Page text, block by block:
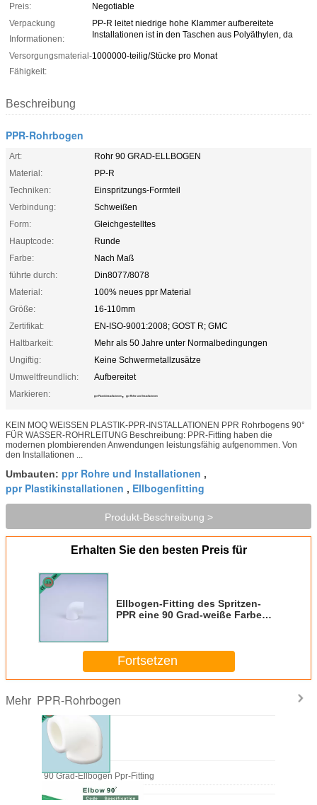
Preis:
Negotiable
Verpackung
Informationen:
PP-R leitet niedrige hohe Klammer aufbereitete
Installationen ist in den Taschen aus Polyäthylen, da
Versorgungsmaterial-
Fähigkeit:
1000000-teilig/Stücke pro Monat
Beschreibung
PPR-Rohrbogen
Art:
Rohr 90 GRAD-ELLBOGEN
Material:
PP-R
Techniken:
Einspritzungs-Formteil
Verbindung:
Schweißen
Form:
Gleichgestelltes
Hauptcode:
Runde
Farbe:
Nach Maß
führte durch:
Din8077/8078
Material:
100% neues ppr Material
Größe:
16-110mm
Zertifikat:
EN-ISO-9001:2008; GOST R; GMC
Haltbarkeit:
Mehr als 50 Jahre unter Normalbedingungen
Ungiftig:
Keine Schwermetallzusätze
Umweltfreundlich:
Aufbereitet
Markieren:
ppr Plastikinstallationen , ppr Rohre und Installationen
KEIN MOQ WEISSEN PLASTIK-PPR-INSTALLATIONEN PPR Rohrbogens 90°
FÜR WASSER-ROHRLEITUNG Beschreibung: PPR-Fitting haben die
modernen plombierenden Anwendungen leistungsfähig aufgenommen. Von
den Installationen ...
Umbauten: ppr Rohre und Installationen ,
ppr Plastikinstallationen , Ellbogenfitting
Produkt-Beschreibung >
Erhalten Sie den besten Preis für
Ellbogen-Fitting des Spritzen-
PPR eine 90 Grad-weiße Farbe
Fortsetzen
Mehr PPR-Rohrbogen
ODM 90 Grad-Ellbogen Ppr-Fitting